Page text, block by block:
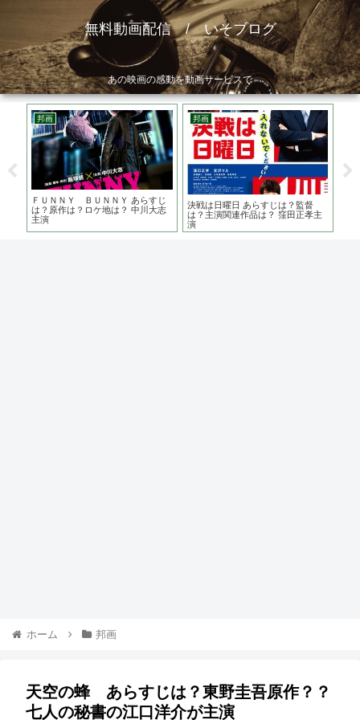
無料動画配信 / いそブログ
あの映画の感動を動画サービスで
邦画
ＦＵＮＮＹ ＢＵＮＮＹ あらすじ
は？原作は？ロケ地は？ 中川大志
主演
邦画
決戦は日曜日 あらすじは？監督
は？主演関連作品は？ 窪田正孝主
演
ホーム 邦画
天空の蜂 あらすじは？東野圭吾原作？？
七人の秘書の江口洋介が主演